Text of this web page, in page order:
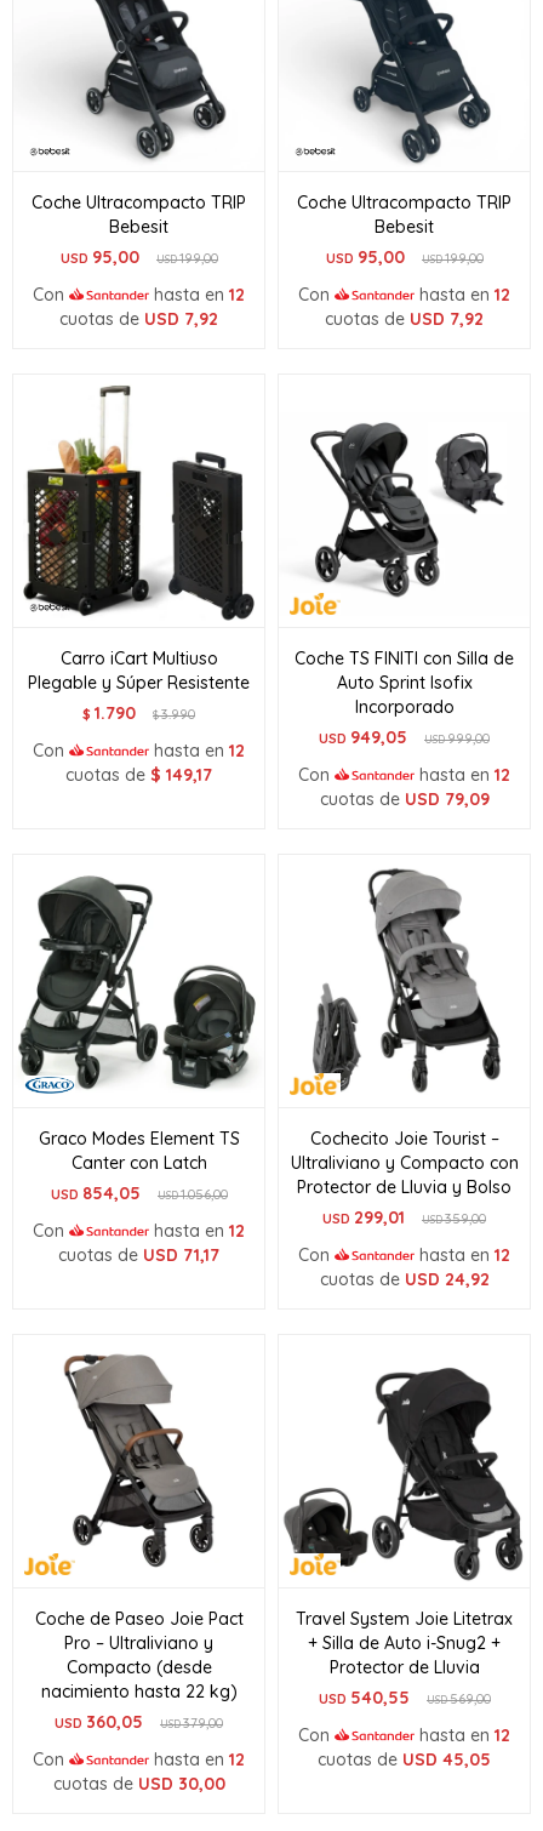
Coche Ultracompacto TRIP
Bebesit
USD 95,00 USD199,00
Con hasta en 12
cuotas de USD 7,92
Coche Ultracompacto TRIP
Bebesit
USD 95,00 USD199,00
Con hasta en 12
cuotas de USD 7,92
Carro iCart Multiuso
Plegable y Súper Resistente
$ 1.790 $3.990
Con hasta en 12
cuotas de $ 149,17
Coche TS FINITI con Silla de
Auto Sprint Isofix
Incorporado
USD 949,05 USD999,00
Con hasta en 12
cuotas de USD 79,09
Graco Modes Element TS
Canter con Latch
USD 854,05 USD1.056,00
Con hasta en 12
cuotas de USD 71,17
Cochecito Joie Tourist –
Ultraliviano y Compacto con
Protector de Lluvia y Bolso
USD 299,01 USD359,00
Con hasta en 12
cuotas de USD 24,92
Coche de Paseo Joie Pact
Pro – Ultraliviano y
Compacto (desde
nacimiento hasta 22 kg)
USD 360,05 USD379,00
Con hasta en 12
cuotas de USD 30,00
Travel System Joie Litetrax
+ Silla de Auto i-Snug2 +
Protector de Lluvia
USD 540,55 USD569,00
Con hasta en 12
cuotas de USD 45,05